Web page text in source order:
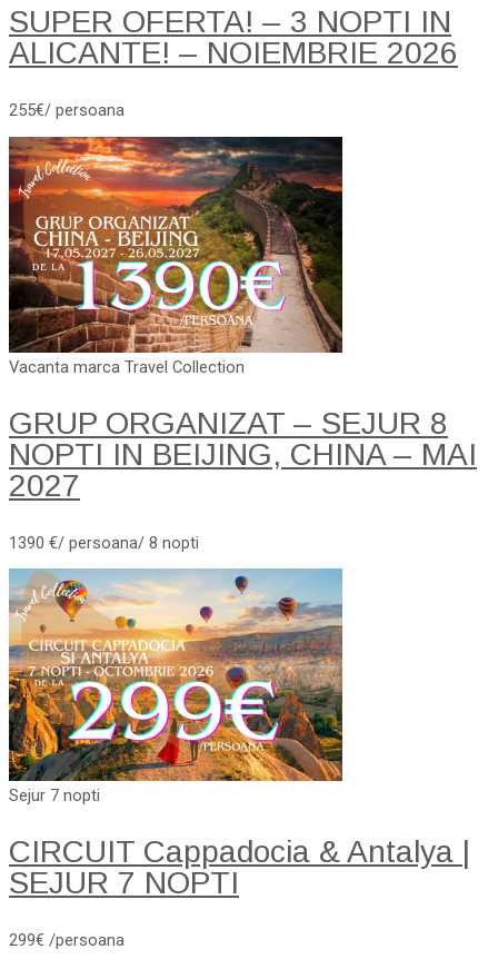
SUPER OFERTA! – 3 NOPTI IN
ALICANTE! – NOIEMBRIE 2026
255€/ persoana
Vacanta marca Travel Collection
GRUP ORGANIZAT – SEJUR 8
NOPTI IN BEIJING, CHINA – MAI
2027
1390 €/ persoana/ 8 nopti
Sejur 7 nopti
CIRCUIT Cappadocia & Antalya |
SEJUR 7 NOPTI
299€ /persoana